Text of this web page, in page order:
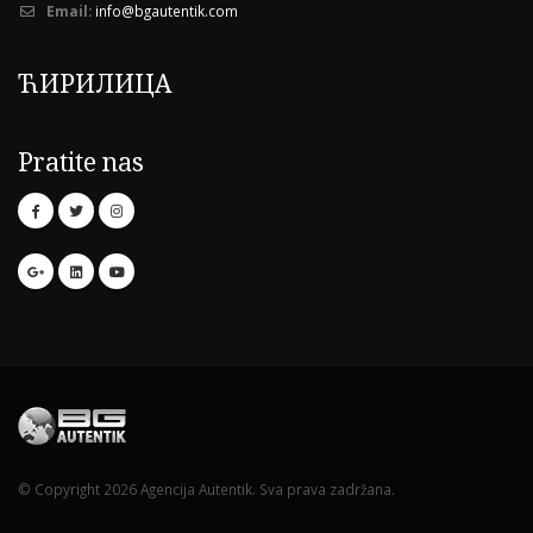
Email: info@bgautentik.com
ЋИРИЛИЦА
Pratite nas
© Copyright 2026 Agencija Autentik. Sva prava zadržana.